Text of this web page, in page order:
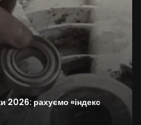
2026: рахуємо «індекс